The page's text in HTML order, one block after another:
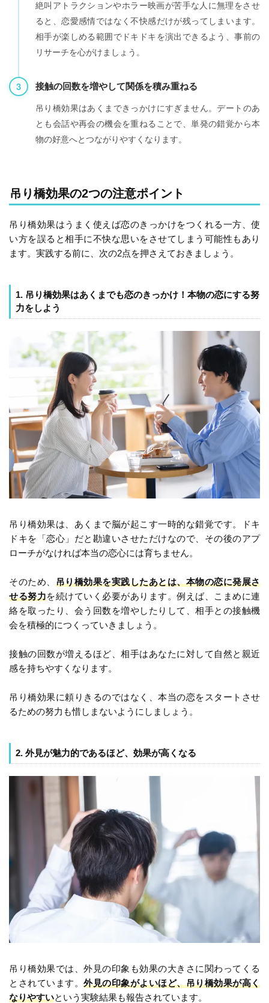
絶叫アトラクションやホラー映画が苦手な人に無理をさせ
ると、恋愛感情ではなく不快感だけが残ってしまいます。
相手が楽しめる範囲でドキドキを演出できるよう、事前の
リサーチを心がけましょう。
視点3：
接触の回数を増やして関係を積み重ねる
吊り橋効果はあくまできっかけにすぎません。デートのあ
とも会話や再会の機会を重ねることで、単発の錯覚から本
物の好意へとつながりやすくなります。
吊り橋効果の2つの注意ポイント
吊り橋効果はうまく使えば恋のきっかけをつくれる一方、使
い方を誤ると相手に不快な思いをさせてしまう可能性もあり
ます。実践する前に、次の2点を押さえておきましょう。
1. 吊り橋効果はあくまでも恋のきっかけ！本物の恋にする努
力をしよう
吊り橋効果は、あくまで脳が起こす一時的な錯覚です。ドキ
ドキを「恋心」だと勘違いさせただけなので、その後のアプ
ローチがなければ本当の恋心には育ちません。
そのため、 吊り橋効果を実践したあとは、本物の恋に発展さ
せる努力を続けていく必要があります。例えば、こまめに連
絡を取ったり、会う回数を増やしたりして、相手との接触機
会を積極的につくっていきましょう。
接触の回数が増えるほど、相手はあなたに対して自然と親近
感を持ちやすくなります。
吊り橋効果に頼りきるのではなく、本当の恋をスタートさせ
るための努力も惜しまないようにしましょう。
2. 外見が魅力的であるほど、効果が高くなる
吊り橋効果では、外見の印象も効果の大きさに関わってくる
とされています。 外見の印象がよいほど、吊り橋効果が高く
なりやすいという実験結果も報告されています。